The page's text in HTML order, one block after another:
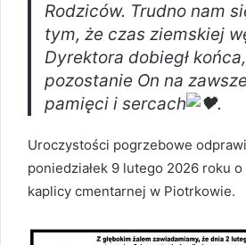
Rodziców. Trudno nam
tym, że czas ziemskiej
Dyrektora dobiegł
pozostanie On na
pamięci i sercach
.
Uroczystości pogrzebowe
poniedziałek 9 lutego 2026 roku
kaplicy cmentarnej w Piotrkowie.